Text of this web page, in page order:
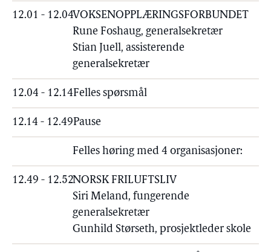
12.01 - 12.04VOKSENOPPLÆRINGSFORBUNDET
Rune Foshaug, generalsekretær
Stian Juell, assisterende
generalsekretær
12.04 - 12.14Felles spørsmål
12.14 - 12.49Pause
Felles høring med 4 organisasjoner:
12.49 - 12.52NORSK FRILUFTSLIV
Siri Meland, fungerende
generalsekretær
Gunhild Størseth, prosjektleder skole